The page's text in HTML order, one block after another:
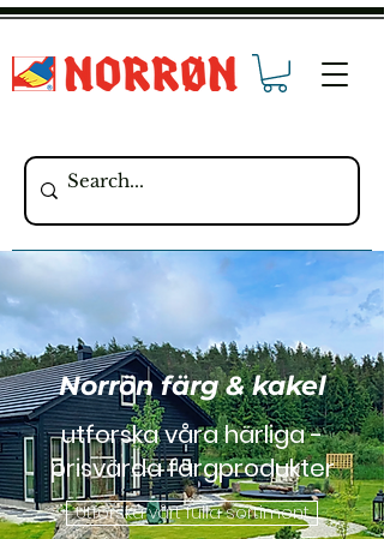
Norrön färg & kakel
utforska våra härliga -
prisvärda färgprodukter
Utforska vårt fulla sortiment